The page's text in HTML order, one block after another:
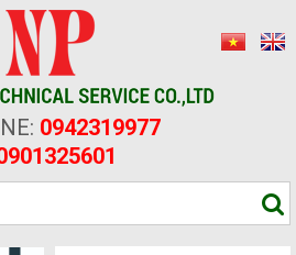
0942319977